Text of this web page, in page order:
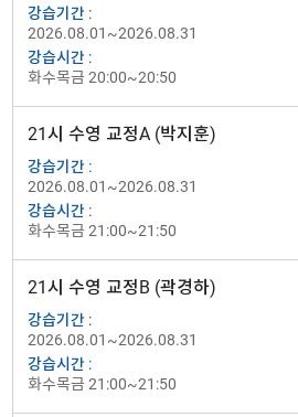
강습기간 :
2026.08.01~2026.08.31
강습시간 :
화수목금 20:00~20:50
21시 수영 교정A (박지훈)
강습기간 :
2026.08.01~2026.08.31
강습시간 :
화수목금 21:00~21:50
21시 수영 교정B (곽경하)
강습기간 :
2026.08.01~2026.08.31
강습시간 :
화수목금 21:00~21:50